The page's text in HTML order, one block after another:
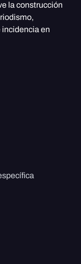
la construcción
en